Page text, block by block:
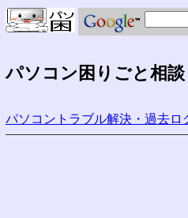
パソコン困りごと相
パソコントラブル解決・過去ロ